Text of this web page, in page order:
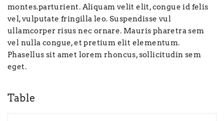
montes.parturient. Aliquam velit elit, congue id felis
vel, vulputate fringilla leo. Suspendisse vul
ullamcorper risus nec ornare. Mauris pharetra sem
vel nulla congue, et pretium elit elementum.
Phasellus sit amet lorem rhoncus, sollicitudin sem
eget.
Table